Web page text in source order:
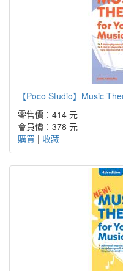
【Poco Studio】Music
零售價：414 元
會員價：378 元
購買 | 收藏